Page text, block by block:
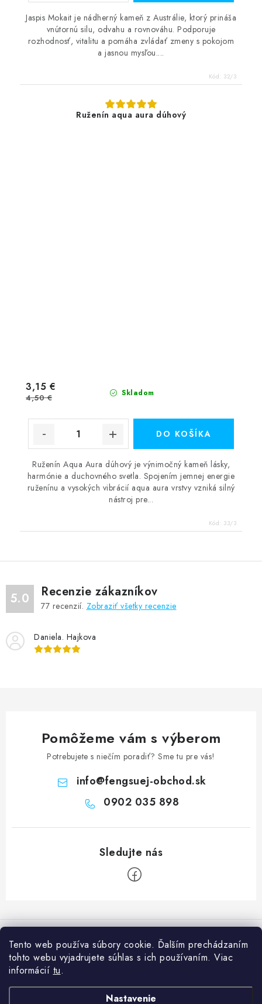
Tento web používa súbory cookie. Ďalším prechádzaním
tohto webu vyjadrujete súhlas s ich používaním. Viac
informácií tu.
Nastavenie
Jaspis Mokait je nádherný kameň z Austrálie, ktorý prináša
vnútornú silu, odvahu a rovnováhu. Podporuje
rozhodnosť, vitalitu a pomáha zvládať zmeny s pokojom
a jasnou mysľou....
Kód: 32/3
Ruženín aqua aura dúhový
Skladom
3,15 €
4,50 €
DO KOŠÍKA
Ruženín Aqua Aura dúhový je výnimočný kameň lásky,
harmónie a duchovného svetla. Spojením jemnej energie
ruženínu a vysokých vibrácií aqua aura vrstvy vzniká silný
nástroj pre...
Kód: 33/3
5.0 Recenzie zákazníkov
77 recenzií. Zobraziť všetky recenzie
Daniela. Hajkova
Pomôžeme vám s výberom
Potrebujete s niečím poradiť? Sme tu pre vás!
info@fengsuej-obchod.sk
0902 035 898
á
Prečo nakúpiť u nás?
Naša predajňa
Naše predajne